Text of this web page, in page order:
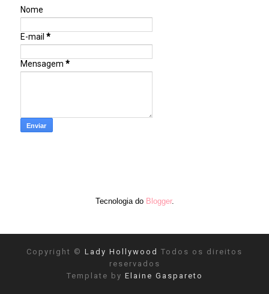
Nome
E-mail *
Mensagem *
Tecnologia do Blogger.
Copyright © Lady Hollywood Todos os direitos
reservados
Template by Elaine Gaspareto